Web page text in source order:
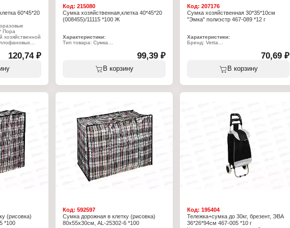
Дизайн: клетка
60*45*20
Пора
хозяйственной
большие
грузов.
сумку:
и в
ручек для
молнию-
экономит
а вместе с
120,74 ₽
Код:215080
Сумка хозяйственная,клетка 40*45*20
(008455)/11115 *100 Ж
Характеристики:
Тип товара: Сумка
Материал: ПВХ
99,39 ₽
В корзину
Код: 207176
Сумка хозяйственная 30*35*10см
"Эмка" полиэстр 467-089 *12 г
Характеристики:
Бренд: Vetta
Модель: "Эмка"
Дизайн: 4 дизайна в ассортименте
Нагрузка: до 4 кг
70,69 ₽
В корзину
(рисовка)
*100
Код:592597
Сумка дорожная в клетку (рисовка)
80х55х30см, AL-25302-6 *100
Код: 195404
Тележка+сумка до 30кг, брезент, ЭВА
36*26*94см 467-005 *10 г